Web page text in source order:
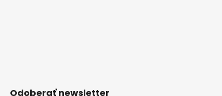
Odoberať newsletter